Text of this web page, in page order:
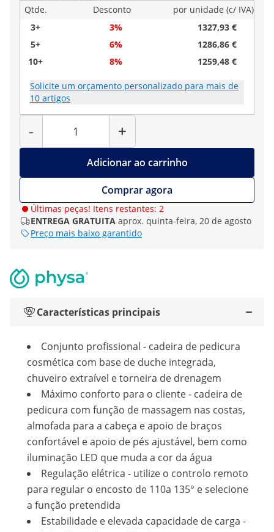
Qtde.
Desconto
por unidade (c/ IVA)
3+
3%
1327,93 €
5+
6%
1286,86 €
10+
8% 1259,48 €
Solicite um orçamento personalizado para mais de
10 artigos
-
Quantidade
+
Adicionar ao carrinho
Comprar agora
Últimas peças! Itens restantes: 2
ENTREGA GRATUITA aprox. quinta-feira, 20 de agosto
Preço mais baixo garantido
Características principais
Conjunto profissional - cadeira de pedicura
cosmética com base de duche integrada,
chuveiro extraível e torneira de drenagem
Máximo conforto para o cliente - cadeira de
pedicura com função de massagem nas costas,
almofada para a cabeça e apoio de braços
confortável e apoio de pés ajustável, bem como
iluminação LED que muda a cor da água
Regulação elétrica - utilize o controlo remoto
para regular o encosto de 110a 135° e selecione
a função pretendida
Estabilidade e elevada capacidade de carga -